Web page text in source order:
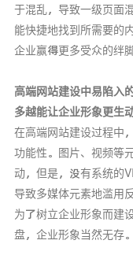
于混乱，导致一级页面
能快捷地找到所需要的
企业赢得更多受众的绊
高端网站建设中易陷入
多越能让企业形象更生
在高端网站建设过程中
功能性。图片、视频等
动，但是，没有系统的
导致多媒体元素地滥用
为了树立企业形象而建
盘，企业形象当然无存。